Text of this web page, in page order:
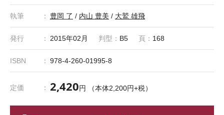
ています。
重要な公式や概念を学ぶ際には、①例題をもとに計算してみ
る・考えてみる、②学習した内容を確認するために練習問題
をとく、③章末の問題で再度の確認をする、といったよう
に、複数段階で理解を深める構成としています。
巻末資料では、物理学を学ぶために必要となる計算方法につ
いて、基礎の基礎から解説します。
執筆 豊岡 了 / 内山 豊美 / 大鷲 雄飛
発行 2015年02月 判型： B5 頁： 168
ISBN 978-4-260-01995-8
定価 2,420円 （本体2,200円+税）